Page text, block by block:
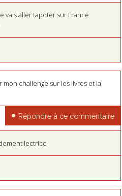
vais aller tapoter sur France
challenge sur les livres et la
Répondre à ce commentaire
lectrice